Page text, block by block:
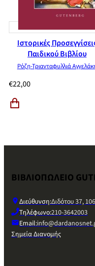
Ιστορικές
Παιδικού Βιβλίου
Ρόζη-Τριανταφυλλιά
€22,00
ΒΙΒΛΙΟΠΩΛΕΙΟ
Διεύθυνση:Διδότου 37,
Τηλέφωνο:210-3642003
Email:
Σημεία Διανομής